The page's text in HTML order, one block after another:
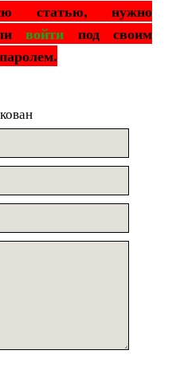
статью, нужно
войти под своим